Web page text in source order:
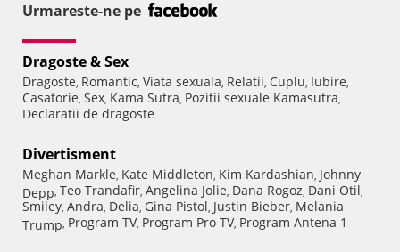
Urmareste-ne pe
Dragoste & Sex
Dragoste, Romantic, Viata sexuala, Relatii, Cuplu, Iubire,
Casatorie, Sex, Kama Sutra, Pozitii sexuale Kamasutra,
Declaratii de dragoste
Divertisment
Meghan Markle, Kate Middleton, Kim Kardashian, Johnny
Depp, Teo Trandafir, Angelina Jolie, Dana Rogoz, Dani Otil,
Smiley, Andra, Delia, Gina Pistol, Justin Bieber, Melania
Trump, Program TV, Program Pro TV, Program Antena 1